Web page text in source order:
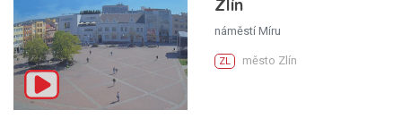
Zlín
náměstí Míru
ZL město Zlín